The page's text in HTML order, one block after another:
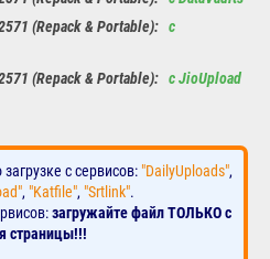
(Repack & Portable): с
(Repack & Portable): с JioUpload
с сервисов: "DailyUploads",
, "Katfile", "Srtlink".
загружайте файл ТОЛЬКО с
страницы!!!